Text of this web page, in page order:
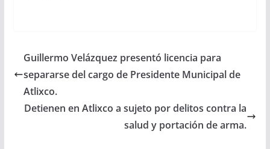
Guillermo Velázquez presentó licencia para
separarse del cargo de Presidente Municipal de
Atlixco.
Detienen en Atlixco a sujeto por delitos contra la
salud y portación de arma.